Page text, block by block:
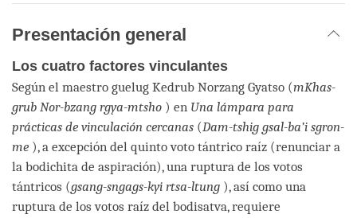
Presentación general
Los cuatro factores vinculantes
Según el maestro guelug Kedrub Norzang Gyatso (mKhas-
grub Nor-bzang rgya-mtsho ) en Una lámpara para
prácticas de vinculación cercanas (Dam-tshig gsal-ba’i sgron-
me ), a excepción del quinto voto tántrico raíz (renunciar a
la bodichita de aspiración), una ruptura de los votos
tántricos (gsang-sngags-kyi rtsa-ltung ), así como una
ruptura de los votos raíz del bodisatva, requiere